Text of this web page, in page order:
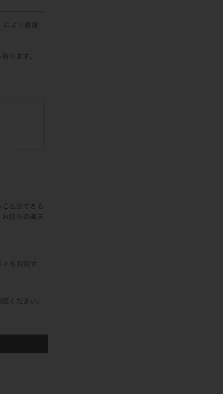
により直接
ります。
とができる
持ちの楽天
を利用す
ください。